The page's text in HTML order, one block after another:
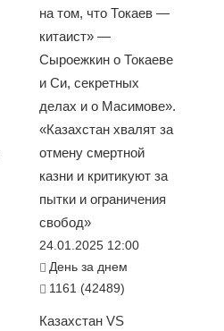
на том, что Токаев —
китаист» —
Сыроежкин о Токаеве
и Си, секретных
делах и о Масимове».
«Казахстан хвалят за
отмену смертной
казни и критикуют за
пытки и ограничения
свобод»
24.01.2025 12:00
День за днем
1161 (42489)
Казахстан VS